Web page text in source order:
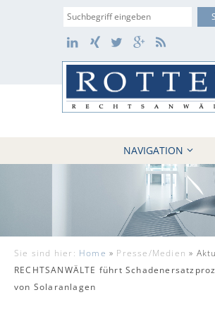
Suche
LinkedIn
Xing TwitterGoogle+
RSS
NAVIGATION
HOME
KANZLEI
10 GRÜNDE
FÄLLE
REFERENZEN
Sie sind hier: Home » Presse/Medien »
RECHTSANWÄLTE führt
von Solaranlagen